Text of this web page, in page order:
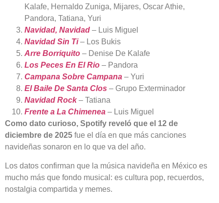
Kalafe, Hernaldo Zuniga, Mijares, Oscar Athie,
Pandora, Tatiana, Yuri
Navidad, Navidad – Luis Miguel
Navidad Sin Ti – Los Bukis
Arre Borriquito – Denise De Kalafe
Los Peces En El Rio – Pandora
Campana Sobre Campana – Yuri
El Baile De Santa Clos – Grupo Exterminador
Navidad Rock – Tatiana
Frente a La Chimenea – Luis Miguel
Como dato curioso, Spotify reveló que el 12 de
diciembre de 2025 fue el día en que más canciones
navideñas sonaron en lo que va del año.
Los datos confirman que la música navideña en México es
mucho más que fondo musical: es cultura pop, recuerdos,
nostalgia compartida y memes.